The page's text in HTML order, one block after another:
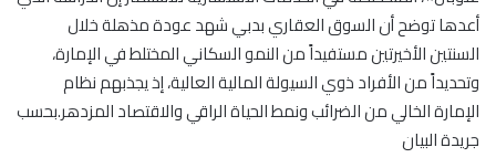
أعدها توضح أن السوق العقاري بدبي شهد عودة مذهلة خلال
السنتين الأخيرتين مستفيداً من النمو السكاني المختلط في الإمارة،
وتحديداً من الأفراد ذوي السيولة المالية العالية، إذ يجذبهم نظام
الإمارة الخالي من الضرائب ونمط الحياة الراقي والاقتصاد المزدهر.بحسب
جريدة البيان